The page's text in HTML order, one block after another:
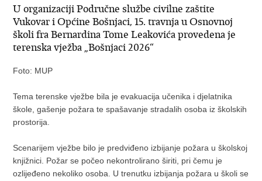
U organizaciji Područne službe civilne zaštite
Vukovar i Općine Bošnjaci, 15. travnja u Osnovnoj
školi fra Bernardina Tome Leakovića provedena je
terenska vježba „Bošnjaci 2026“
Foto: MUP
Tema terenske vježbe bila je evakuacija učenika i djelatnika
škole, gašenje požara te spašavanje stradalih osoba iz školskih
prostorija.
Scenarijem vježbe bilo je predviđeno izbijanje požara u školskoj
knjižnici. Požar se počeo nekontrolirano širiti, pri čemu je
ozlijeđeno nekoliko osoba. U trenutku izbijanja požara u školi se